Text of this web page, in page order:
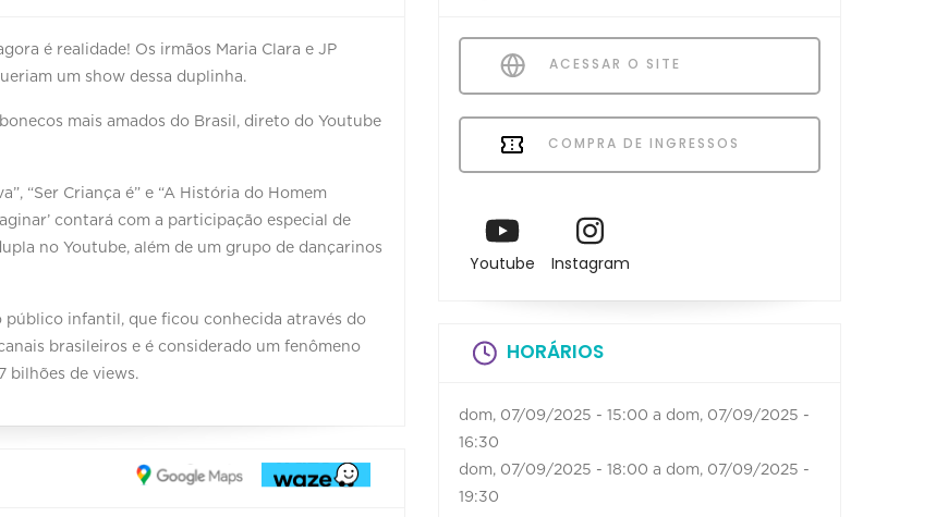
é realidade! Os irmãos Maria Clara e JP
um show dessa duplinha.
mais amados do Brasil, direto do Youtube
“Ser Criança é” e “A História do Homem
contará com a participação especial de
no Youtube, além de um grupo de dançarinos
público infantil, que ficou conhecida através do
brasileiros e é considerado um fenômeno
bilhões de views.
ACESSAR O SITE
COMPRA DE INGRESSOS
Youtube Instagram
HORÁRIOS
dom, 07/09/2025 - 15:00 a dom, 07/09/2025 -
16:30
dom, 07/09/2025 - 18:00 a dom, 07/09/2025 -
19:30